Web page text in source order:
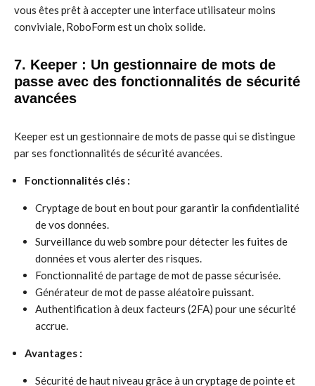
vous êtes prêt à accepter une interface utilisateur moins
conviviale, RoboForm est un choix solide.
7. Keeper : Un gestionnaire de mots de
passe avec des fonctionnalités de sécurité
avancées
Keeper est un gestionnaire de mots de passe qui se distingue
par ses fonctionnalités de sécurité avancées.
Fonctionnalités clés :
Cryptage de bout en bout pour garantir la confidentialité
de vos données.
Surveillance du web sombre pour détecter les fuites de
données et vous alerter des risques.
Fonctionnalité de partage de mot de passe sécurisée.
Générateur de mot de passe aléatoire puissant.
Authentification à deux facteurs (2FA) pour une sécurité
accrue.
Avantages :
Sécurité de haut niveau grâce à un cryptage de pointe et